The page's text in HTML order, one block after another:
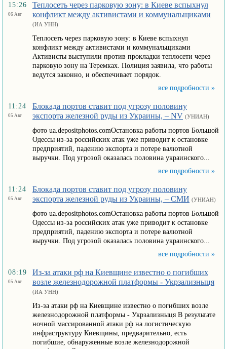
15:26
06 Авг
Теплосеть через парковую зону: в Киеве вспыхнул
конфликт между активистами и коммунальщиками
(ИА УНН)
Теплосеть через парковую зону: в Киеве вспыхнул
конфликт между активистами и коммунальщиками
Активисты выступили против прокладки теплосети через
парковую зону на Теремках. Полиция заявила, что работы
ведутся законно, и обеспечивает порядок.
все подробности »
11:24
05 Авг
Блокада портов ставит под угрозу половину
экспорта железной руды из Украины, – NV (УНИАН)
фото ua.depositphotos.comОстановка работы портов Большой
Одессы из-за российских атак уже приводит к остановке
предприятий, падению экспорта и потере валютной
выручки. Под угрозой оказалась половина украинского...
все подробности »
11:24
05 Авг
Блокада портов ставит под угрозу половину
экспорта железной руды из Украины, – СМИ (УНИАН)
фото ua.depositphotos.comОстановка работы портов Большой
Одессы из-за российских атак уже приводит к остановке
предприятий, падению экспорта и потере валютной
выручки. Под угрозой оказалась половина украинского...
все подробности »
08:19
05 Авг
Из-за атаки рф на Киевщине известно о погибших
возле железнодорожной платформы - Укрзализныця
(ИА УНН)
Из-за атаки рф на Киевщине известно о погибших возле
железнодорожной платформы - Укрзализныця В результате
ночной массированной атаки рф на логистическую
инфраструктуру Киевщины, предварительно, есть
погибшие, обнаруженные возле железнодорожной